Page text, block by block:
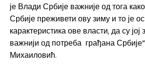
је Влади Србије важније од тога
Србије преживети ову зиму и то је
карактеристика ове власти, да су
важнији од потреба грађана
Михаиловић.